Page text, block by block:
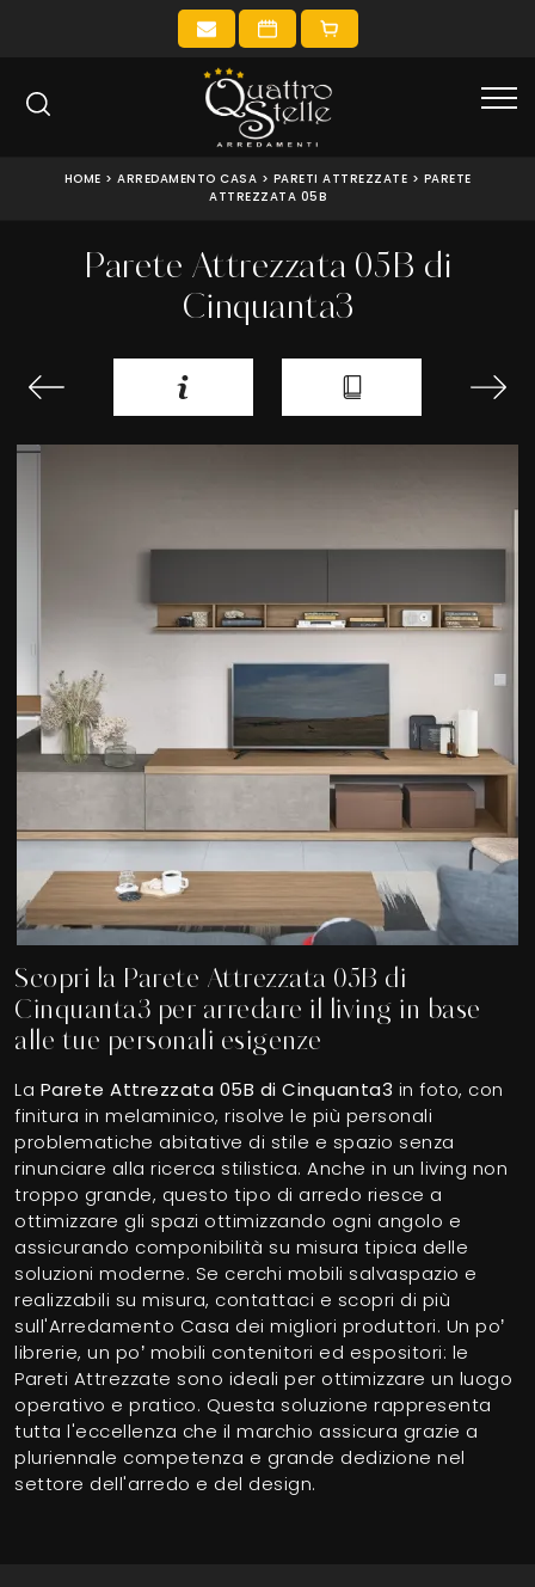
HOME > ARREDAMENTO CASA > PARETI ATTREZZATE > PARETE
ATTREZZATA 05B
Parete Attrezzata 05B di
Cinquanta3
Scopri la Parete Attrezzata 05B di
Cinquanta3 per arredare il living in base
alle tue personali esigenze
La Parete Attrezzata 05B di Cinquanta3 in foto, con
finitura in melaminico, risolve le più personali
problematiche abitative di stile e spazio senza
rinunciare alla ricerca stilistica. Anche in un living non
troppo grande, questo tipo di arredo riesce a
ottimizzare gli spazi ottimizzando ogni angolo e
assicurando componibilità su misura tipica delle
soluzioni moderne. Se cerchi mobili salvaspazio e
realizzabili su misura, contattaci e scopri di più
sull'Arredamento Casa dei migliori produttori. Un po’
librerie, un po’ mobili contenitori ed espositori: le
Pareti Attrezzate sono ideali per ottimizzare un luogo
operativo e pratico. Questa soluzione rappresenta
tutta l'eccellenza che il marchio assicura grazie a
pluriennale competenza e grande dedizione nel
settore dell'arredo e del design.